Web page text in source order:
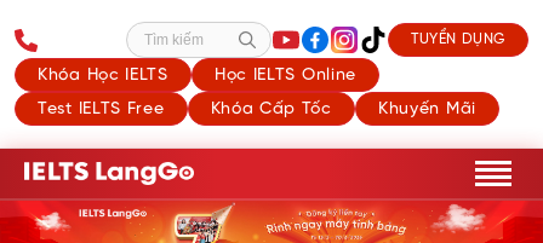
Khóa Học IELTS
Học IELTS Online
Test IELTS Free
Khóa Cấp Tốc Khuyến Mãi
Tìm kiếm TUYỂN DỤNG